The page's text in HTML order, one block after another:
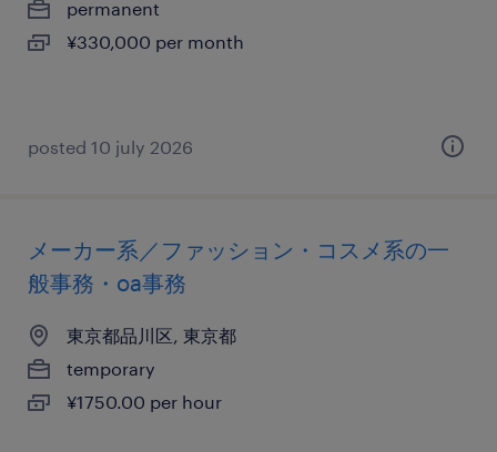
permanent
¥330,000 per month
posted 10 july 2026
メーカー系／ファッション・コスメ系の一
般事務・oa事務
東京都品川区, 東京都
temporary
¥1750.00 per hour